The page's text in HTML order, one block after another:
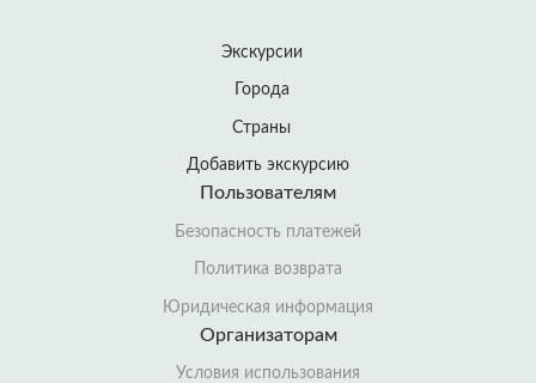
Экскурсии
Города
Страны
Добавить экскурсию
Пользователям
Безопасность платежей
Политика возврата
Юридическая информация
Организаторам
Условия использования